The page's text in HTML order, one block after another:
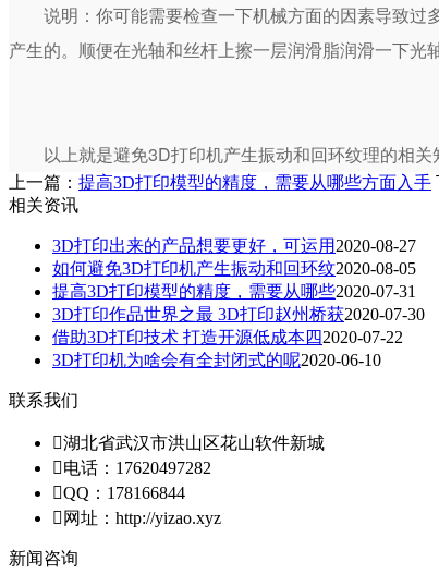
说明：你可能需要检查一下机械方面的因素导致
产生的。顺便在光轴和丝杆上擦一层润滑脂润滑一下光
以上就是避免3D打印机产生振动和回环纹理的相
上一篇： 提高3D打印模型的精度，需要从哪些方面入手
相关资讯
3D打印出来的产品想要更好，可运用 2020-08-27
如何避免3D打印机产生振动和回环纹2020-08-05
提高3D打印模型的精度，需要从哪些2020-07-31
3D打印作品世界之最 3D打印赵州桥获2020-07-30
借助3D打印技术 打造开源低成本四2020-07-22
3D打印机为啥会有全封闭式的呢2020-06-10
联系我们
湖北省武汉市洪山区花山软件新城
电话：17620497282
QQ：178166844
 网址：http://yizao.xyz
新闻咨询